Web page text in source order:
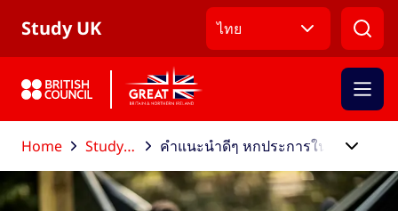
Study UK ไทย
Home Study UK blog